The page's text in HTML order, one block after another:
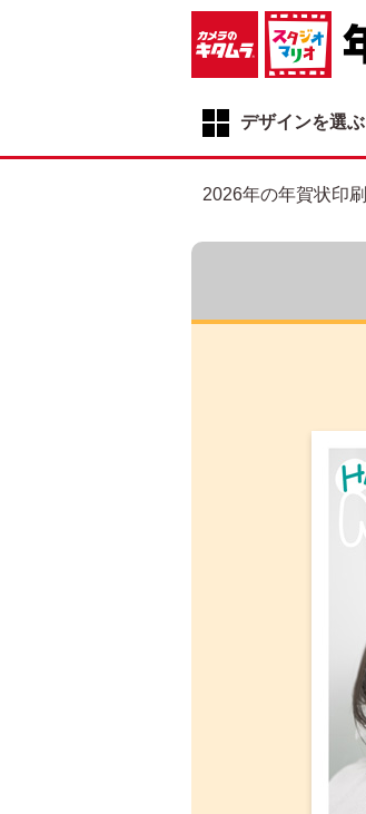
デザインを選ぶ
2026年の年賀状印刷